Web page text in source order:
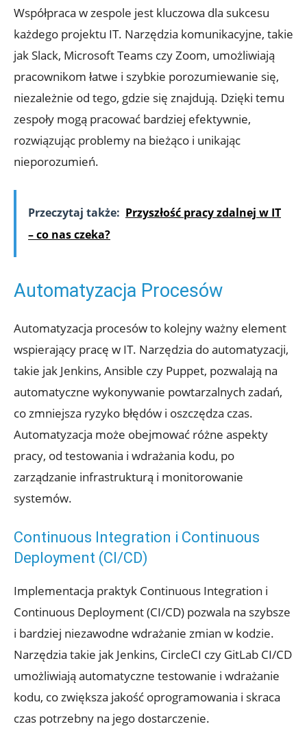
Współpraca w zespole jest kluczowa dla sukcesu
każdego projektu IT. Narzędzia komunikacyjne, takie
jak Slack, Microsoft Teams czy Zoom, umożliwiają
pracownikom łatwe i szybkie porozumiewanie się,
niezależnie od tego, gdzie się znajdują. Dzięki temu
zespoły mogą pracować bardziej efektywnie,
rozwiązując problemy na bieżąco i unikając
nieporozumień.
Przeczytaj także: Przyszłość pracy zdalnej w IT
– co nas czeka?
Automatyzacja Procesów
Automatyzacja procesów to kolejny ważny element
wspierający pracę w IT. Narzędzia do automatyzacji,
takie jak Jenkins, Ansible czy Puppet, pozwalają na
automatyczne wykonywanie powtarzalnych zadań,
co zmniejsza ryzyko błędów i oszczędza czas.
Automatyzacja może obejmować różne aspekty
pracy, od testowania i wdrażania kodu, po
zarządzanie infrastrukturą i monitorowanie
systemów.
Continuous Integration i Continuous
Deployment (CI/CD)
Implementacja praktyk Continuous Integration i
Continuous Deployment (CI/CD) pozwala na szybsze
i bardziej niezawodne wdrażanie zmian w kodzie.
Narzędzia takie jak Jenkins, CircleCI czy GitLab CI/CD
umożliwiają automatyczne testowanie i wdrażanie
kodu, co zwiększa jakość oprogramowania i skraca
czas potrzebny na jego dostarczenie.